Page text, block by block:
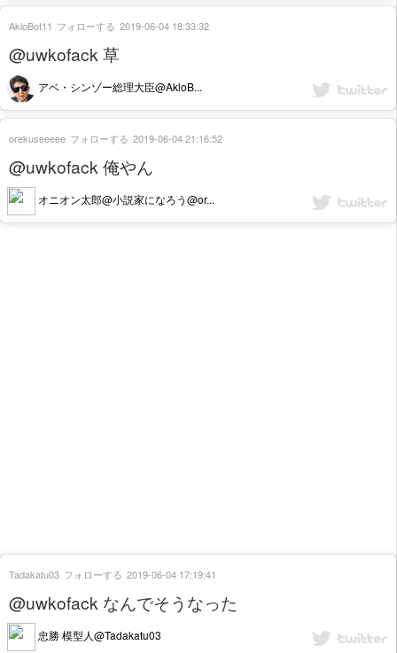
@uwkofack 草
アベ・シンゾー総理大臣@AkloB...
AkloBot11 フォローする 2019-06-04 18:33:32
@uwkofack 俺やん
オニオン太郎@小説家になろう@or...
orekuseeeee フォローする 2019-06-04 21:16:52
@uwkofack なんでそうなった
忠勝 模型人@Tadakatu03
Tadakatu03 フォローする 2019-06-04 17:19:41